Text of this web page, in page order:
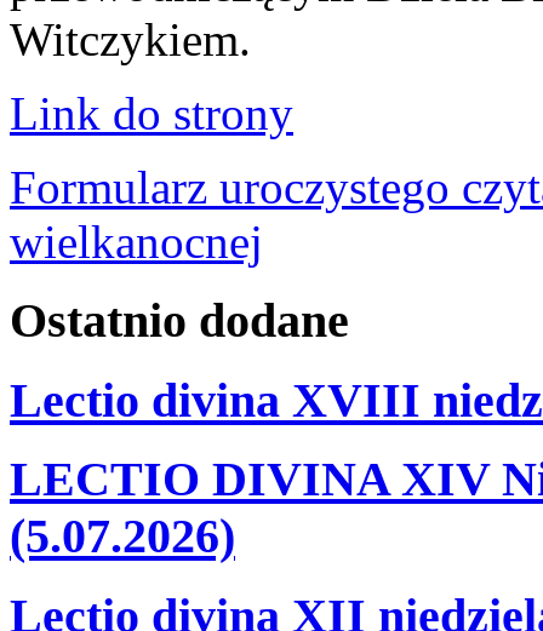
Witczykiem.
Link do strony
Formularz uroczystego
wielkanocnej
Ostatnio dodane
Lectio divina XVIII
LECTIO DIVINA XIV
(5.07.2026)
Lectio divina XII